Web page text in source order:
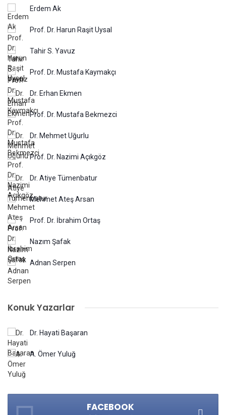
Erdem Ak
Prof. Dr. Harun Raşit Uysal
Tahir S. Yavuz
Prof. Dr. Mustafa Kaymakçı
Dr. Erhan Ekmen
Prof. Dr. Mustafa Bekmezci
Dr. Mehmet Uğurlu
Prof. Dr. Nazimi Açıkgöz
Dr. Atiye Tümenbatur
Mehmet Ateş Arsan
Prof. Dr. İbrahim Ortaş
Nazım Şafak
Adnan Serpen
Konuk Yazarlar
Dr. Hayati Başaran
A. Ömer Yuluğ
FACEBOOK